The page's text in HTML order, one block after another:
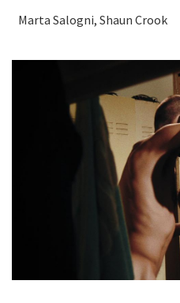
Marta Salogni, Shaun Crook